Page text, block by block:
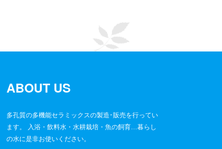
ABOUT US
多孔質の多機能セラミックスの製造･販売を行ってい
ます。 入浴・飲料水・水耕栽培・魚の飼育…暮らし
の水に是非お使いください。